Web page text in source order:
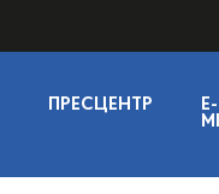
ПРЕСЦЕНТР
E-